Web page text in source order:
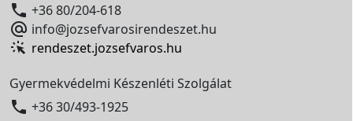
 +36 80/204-618
 info@jozsefvarosirendeszet.hu
rendeszet.jozsefvaros.hu
Gyermekvédelmi Készenléti Szolgálat
 +36 30/493-1925